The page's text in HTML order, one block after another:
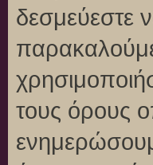
δεσμεύεστε
τους όρους